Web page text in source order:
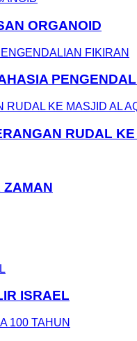
ORGANOID
RUDAL
ZAMAN
ISRAEL